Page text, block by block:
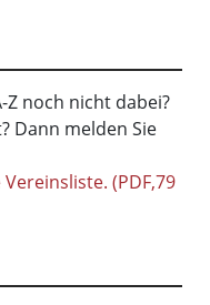
noch nicht dabei?
Dann melden Sie
(PDF,79